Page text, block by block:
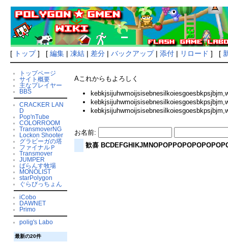
[ トップ] [ 編集| 凍結| 差分| バックアップ| 添付| リロード ] [
トップページ
サイト概要
主なプレイヤー
BBS
CRACKER LAN
D
Pop'nTube
COLORROOM
TransmoverNG
Lockon Shooter
グラビーガの塔
ファイナルＰ
Transmover
JUMPER
ばらんす牧場
MONOLIST
starPolygon
ぐらびっちょん
iCobo
DAWNET
Primo
polig's Labo
最新の20件
Aこれからもよろしく
お名前:
歓喜